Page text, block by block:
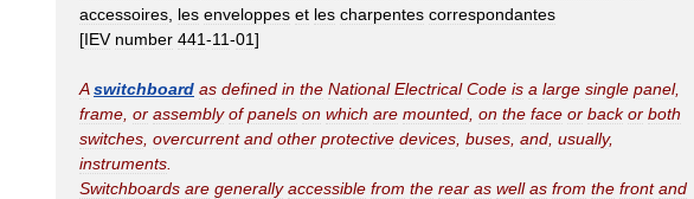
accessoires les enveloppes et les charpentes correspondantes
[IEV number 441-11-01]
A switchboard as defined in the National Electrical Code is a large single panel,
frame or assembly of panels on which are mounted on the face or back or both
switches overcurrent and other protective devices buses and usually,
instruments
Switchboards are generally accessible from the rear as well as from the front and